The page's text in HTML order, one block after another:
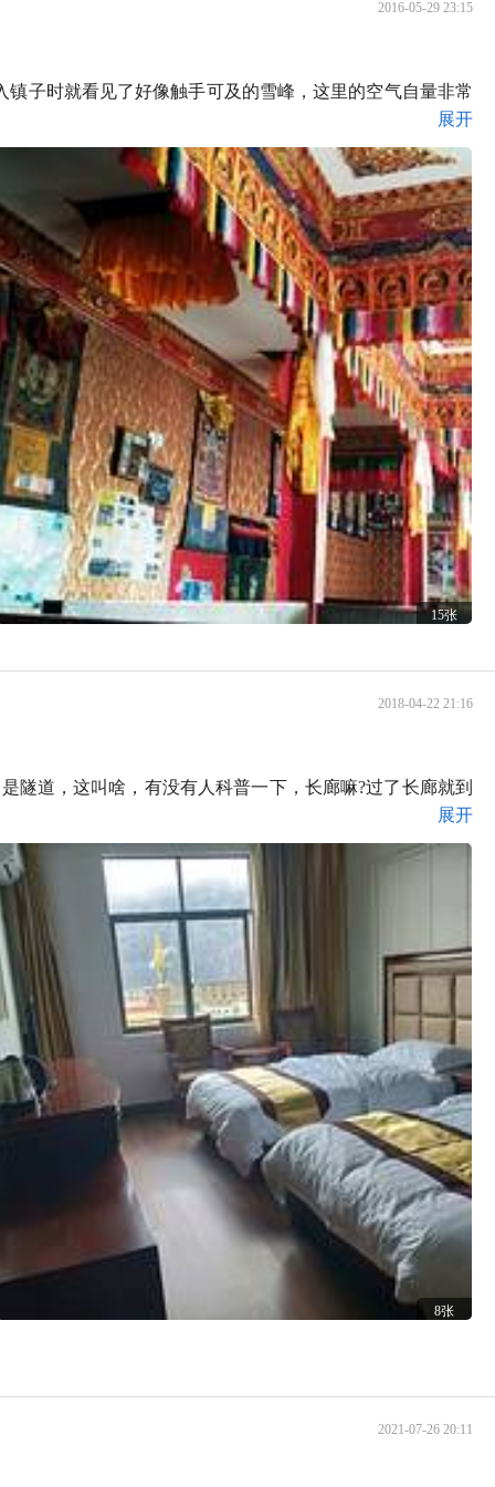
2016-05-29 23:15
子时就看见了好像触手可及的雪峰，这里的空气自量非常
展开
15张
2018-04-22 21:16
隧道，这叫啥，有没有人科普一下，长廊嘛?过了长廊就到
展开
8张
2021-07-26 20:11